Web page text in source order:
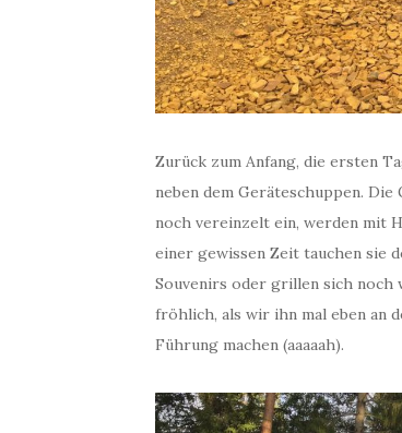
Zurück zum Anfang, die ersten
neben dem Geräteschuppen.
noch vereinzelt ein, werden mit
einer gewissen Zeit tauchen sie
Souvenirs oder grillen sich noch
fröhlich, als wir ihn mal eben an
Führung machen (aaaaah).